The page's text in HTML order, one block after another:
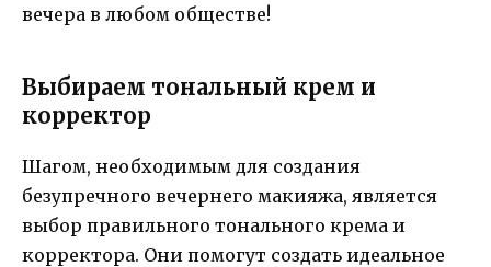
вечера в любом обществе!
Выбираем тональный крем и
корректор
Шагом, необходимым для создания
безупречного вечернего макияжа, является
выбор правильного тонального крема и
корректора. Они помогут создать идеальное